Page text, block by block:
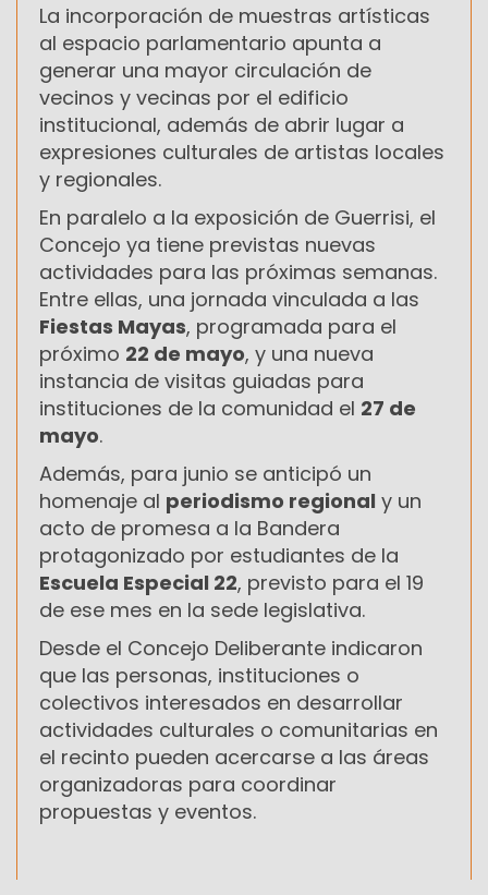
La incorporación de muestras artísticas
al espacio parlamentario apunta a
generar una mayor circulación de
vecinos y vecinas por el edificio
institucional, además de abrir lugar a
expresiones culturales de artistas locales
y regionales.
En paralelo a la exposición de Guerrisi, el
Concejo ya tiene previstas nuevas
actividades para las próximas semanas.
Entre ellas, una jornada vinculada a las
Fiestas Mayas, programada para el
próximo 22 de mayo, y una nueva
instancia de visitas guiadas para
instituciones de la comunidad el 27 de
mayo.
Además, para junio se anticipó un
homenaje al periodismo regional y un
acto de promesa a la Bandera
protagonizado por estudiantes de la
Escuela Especial 22, previsto para el 19
de ese mes en la sede legislativa.
Desde el Concejo Deliberante indicaron
que las personas, instituciones o
colectivos interesados en desarrollar
actividades culturales o comunitarias en
el recinto pueden acercarse a las áreas
organizadoras para coordinar
propuestas y eventos.